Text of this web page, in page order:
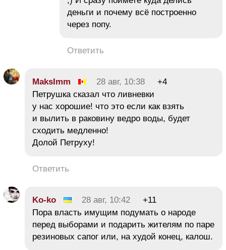
деньги и почему всё построенно
через попу.
Ответить
MaksImm 28 авг, 10:38
+4
Петрушка сказал что ливневки
у нас хорошие! что это если как взять
и вылить в раковину ведро воды, будет
сходить медленно!
Долой Петруху!
Ответить
Ko-ko 28 авг, 10:42
+11
Пора власть имущим подумать о народе
перед выборами и подарить жителям по паре
резиновых сапог или, на худой конец, калош.